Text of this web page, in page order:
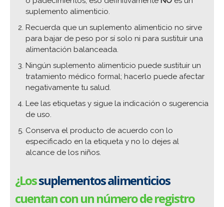
suplemento alimenticio.
Recuerda que un suplemento alimenticio no sirve
para bajar de peso por sí solo ni para sustituir una
alimentación balanceada.
Ningún suplemento alimenticio puede sustituir un
tratamiento médico formal; hacerlo puede afectar
negativamente tu salud.
Lee las etiquetas y sigue la indicación o sugerencia
de uso.
Conserva el producto de acuerdo con lo
especificado en la etiqueta y no lo dejes al
alcance de los niños.
¿Lossuplementos alimenticios
cuentan con un número de registro